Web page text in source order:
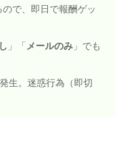
で、即日で報酬ゲッ
」「 メールのみ」でも
生。迷惑行為（即切